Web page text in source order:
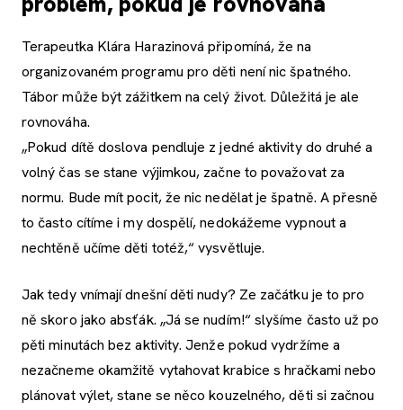
Terapeutka Klára Harazinová připomíná, že na
organizovaném programu pro děti není nic špatného.
Tábor může být zážitkem na celý život. Důležitá je ale
rovnováha.
„Pokud dítě doslova pendluje z jedné aktivity do druhé a
volný čas se stane výjimkou, začne to považovat za
normu. Bude mít pocit, že nic nedělat je špatně. A přesně
to často cítíme i my dospělí, nedokážeme vypnout a
nechtěně učíme děti totéž,“ vysvětluje.
Jak tedy vnímají dnešní děti nudy? Ze začátku je to pro
ně skoro jako absťák. „Já se nudím!“ slyšíme často už po
pěti minutách bez aktivity. Jenže pokud vydržíme a
nezačneme okamžitě vytahovat krabice s hračkami nebo
plánovat výlet, stane se něco kouzelného, děti si začnou